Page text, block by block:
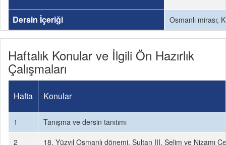
Dersin İçeriği Osmanlı mirası;
Haftalık Konular ve İlgili Ön Hazırlık
Çalışmaları
Hafta Konular
1
Tanışma ve dersin tanıtımı
2
18. Yüzyıl Osmanlı dönemi, Sultan III. Selim ve Nizamı